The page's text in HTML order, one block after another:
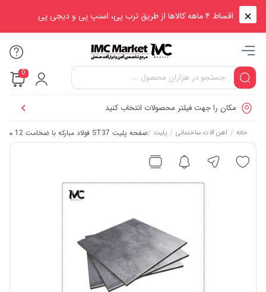
اقساط ۴ ماهه کالاها از طریق ترب پی، اسنپ پی و دیجی پی
0
مکان را جهت فیلتر محصولات انتخاب کنید
خانه / آهن آلات ساختمانی / پلیت /صفحه پلیت ST37 فولاد مبارکه با ضخامت 12 میلی‌متر – ابعاد مربعی